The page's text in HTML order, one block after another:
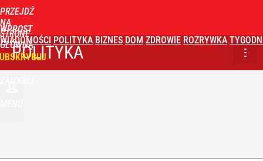
PRZEJDŹ
NA
STRONĘ
GŁÓWNĄ
WPROST
WIADOMOŚCI POLITYKA BIZNES DOM ZDROWIE ROZRYWKA
POLITYKA